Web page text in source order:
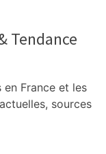
Tendance
en France et les
sources